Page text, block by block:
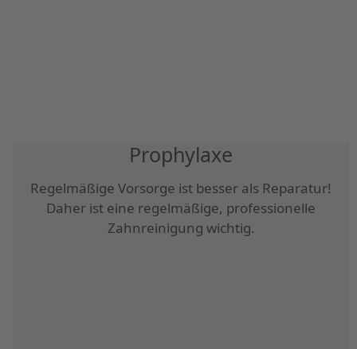
Prophylaxe
Regelmäßige Vorsorge ist besser als Reparatur!
Daher ist eine regelmäßige, professionelle
Zahnreinigung wichtig.